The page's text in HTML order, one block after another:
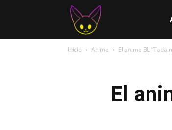
Inicio Anime El anime BL
El